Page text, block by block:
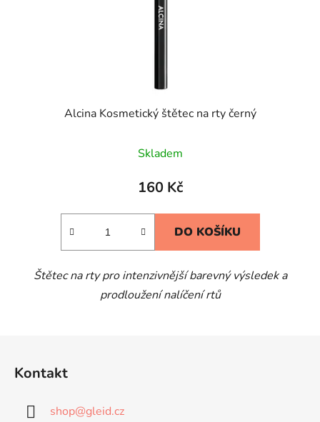
Alcina Kosmetický štětec na rty černý
Skladem
160 Kč
DO KOŠÍKU
Štětec na rty pro intenzivnější barevný výsledek a
prodloužení nalíčení rtů
Kontakt
shop@gleid.cz